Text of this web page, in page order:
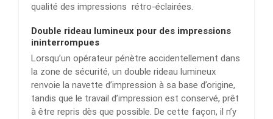
qualité des impressions rétro-éclairées.
Double rideau lumineux pour des impressions
ininterrompues
Lorsqu’un opérateur pénètre accidentellement dans
la zone de sécurité, un double rideau lumineux
renvoie la navette d’impression à sa base d’origine,
tandis que le travail d’impression est conservé, prêt
à être repris dès que possible. De cette façon, il n’y